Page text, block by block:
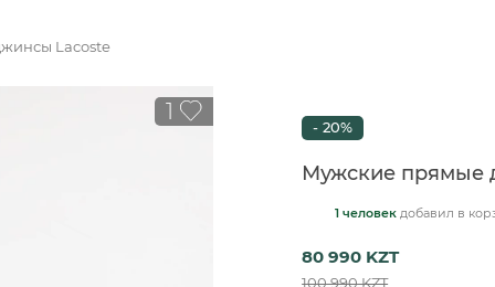
Кеды
Кеды
ДАТЫ DURABLE
Lacoste
1
- 20%
Мужские прямые
1 человек добавил в
80 990 KZT
100 990 KZT